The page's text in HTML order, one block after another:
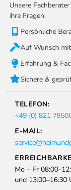
Unsere
ihre Fragen.
Persönliche
Auf Wunsch
Erfahrung &
Sichere &
TELEFON:
+49 (0) 821
E-MAIL:
Mo – Fr
und 13:00–16:30